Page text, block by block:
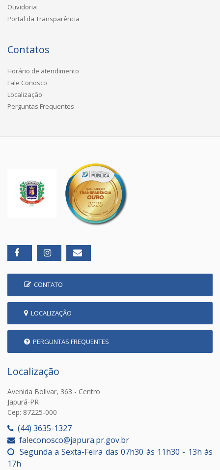
Ouvidoria
Portal da Transparência
Contatos
Horário de atendimento
Fale Conosco
Localização
Perguntas Frequentes
CONTATO
LOCALIZAÇÃO
PERGUNTAS FREQUENTES
Localização
Avenida Bolivar, 363 - Centro
Japurá-PR
Cep: 87225-000
(44) 3635-1327
faleconosco@japura.pr.gov.br
Segunda a Sexta-Feira das 07h30 às 11h30 - 13h às
17h